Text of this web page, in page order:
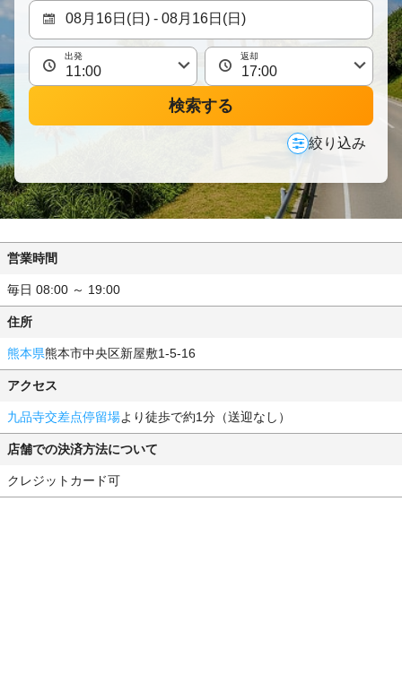
出発 返却
検索する
絞り込み
営業時間
毎日 08:00 ～ 19:00
住所
熊本県熊本市中央区新屋敷1-5-16
アクセス
九品寺交差点停留場より徒歩で約1分（送迎なし）
店舗での決済方法について
クレジットカード可